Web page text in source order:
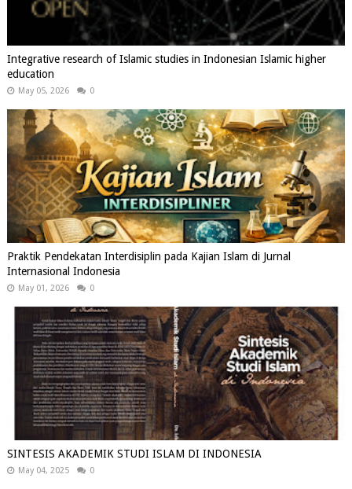
Integrative research of Islamic studies in Indonesian Islamic higher
education
May 05, 2026 0
Praktik Pendekatan Interdisiplin pada Kajian Islam di Jurnal
Internasional Indonesia
May 01, 2026 0
SINTESIS AKADEMIK STUDI ISLAM DI INDONESIA
May 04, 2025 0